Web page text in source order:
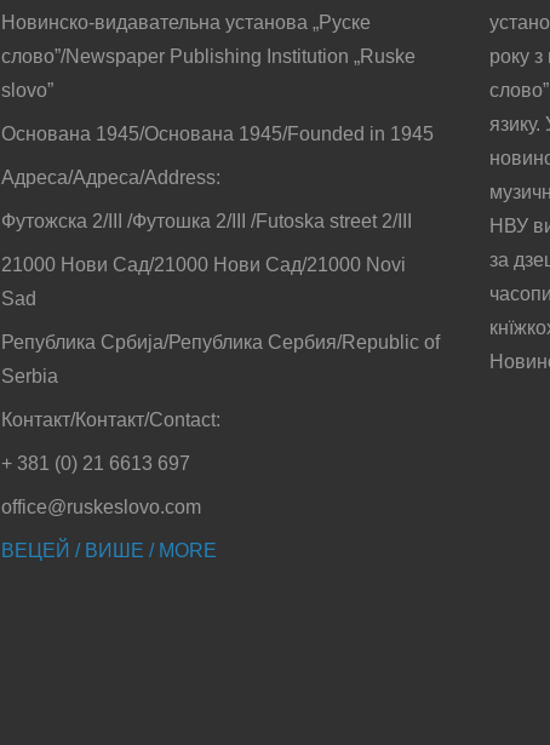
Новинско-видавательна установа „Руске
слово”/Newspaper Publishing Institution „Ruske
slovo”
Основана 1945/Основана 1945/Founded in 1945
Адреса/Адреса/Address:
Футожска 2/III /Футошка 2/III /Futoska street 2/III
21000 Нови Сад/21000 Нови Сад/21000 Novi
Sad
Република Србија/Република Сербия/Republic of
Serbia
Контакт/Контакт/Contact:
+ 381 (0) 21 6613 697
office@ruskeslovo.com
ВЕЦЕЙ / ВИШЕ / MORE
року
НВУ
за